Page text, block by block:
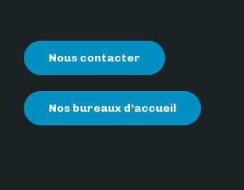
Nous contacter
Nos bureaux d’accueil